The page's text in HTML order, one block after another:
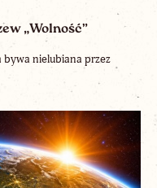
„Wolność”
bywa nielubiana przez